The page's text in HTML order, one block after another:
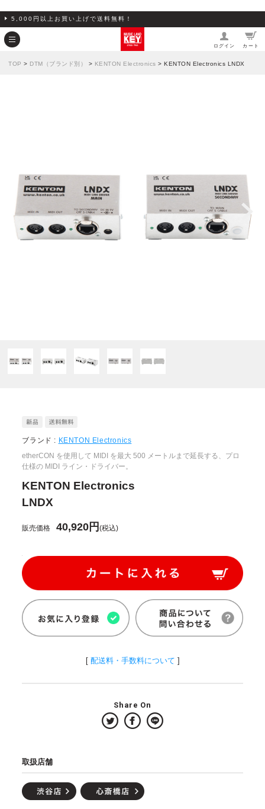
5,000円以上お買い上げで送料無料！
ログイン カート
TOP > DTM（ブランド別） > KENTON Electronics > KENTON Electronics LNDX
ブランド : KENTON Electronics
etherCON を使用して MIDI を最大 500 メートルまで延長する、プロ
仕様の MIDI ライン・ドライバー。
KENTON Electronics
LNDX
販売価格 40,920円(税込)
[ 配送料・手数料について ]
Share On
取扱店舗